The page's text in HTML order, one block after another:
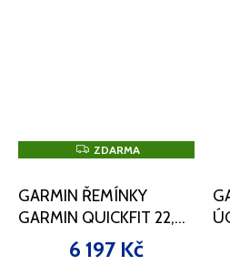
Z
D
R
M
A
ZDARMA
GARMIN ŘEMÍNKY
GARMIN QUICKFIT 22,
TKANÝ NYLONOVÝ
6 197 Kč